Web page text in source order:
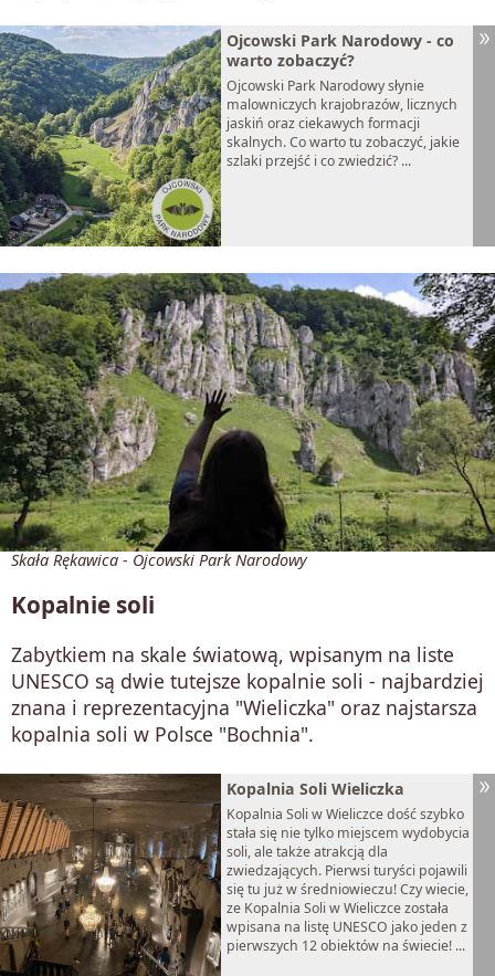
Ojcowski Park Narodowy - co
warto zobaczyć?
Ojcowski Park Narodowy słynie
malowniczych krajobrazów, licznych
jaskiń oraz ciekawych formacji
skalnych. Co warto tu zobaczyć, jakie
szlaki przejść i co zwiedzić? ...
Skała Rękawica - Ojcowski Park Narodowy
Kopalnie soli
Zabytkiem na skale światową, wpisanym na liste
UNESCO są dwie tutejsze kopalnie soli - najbardziej
znana i reprezentacyjna "Wieliczka" oraz najstarsza
kopalnia soli w Polsce "Bochnia".
Kopalnia Soli Wieliczka
Kopalnia Soli w Wieliczce dość szybko
stała się nie tylko miejscem wydobycia
soli, ale także atrakcją dla
zwiedzających. Pierwsi turyści pojawili
się tu już w średniowieczu! Czy wiecie,
ze Kopalnia Soli w Wieliczce została
wpisana na listę UNESCO jako jeden z
pierwszych 12 obiektów na świecie! ...